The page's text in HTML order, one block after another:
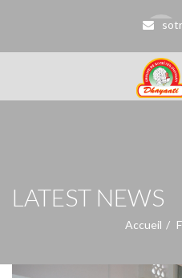
LATEST NEWS
Accueil